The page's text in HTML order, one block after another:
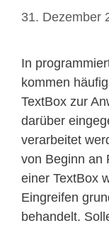
31. Dezember
In
kommen
TextBox zur
darüber
verarbeitet
von Beginn an
einer TextBox
Eingreifen
behandelt.